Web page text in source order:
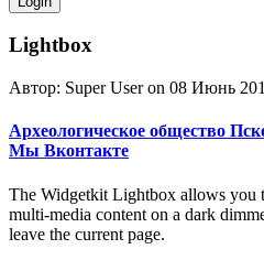
Lightbox
Автор: Super User on 08 Июнь
Археологическое общество
Мы Вконтакте
The Widgetkit Lightbox allows you
multi-media content on a dark
leave the current page.